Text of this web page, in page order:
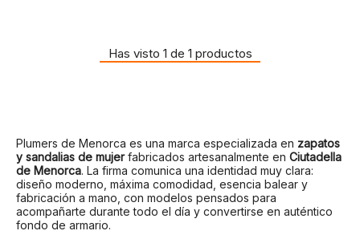
Has visto 1 de 1 productos
Plumers de Menorca es una marca especializada en zapatos
y sandalias de mujerfabricados artesanalmente en Ciutadella
de Menorca. La firma comunica una identidad muy clara:
diseño moderno, máxima comodidad, esencia balear y
fabricación a mano, con modelos pensados para
acompañarte durante todo el día y convertirse en auténtico
fondo de armario.